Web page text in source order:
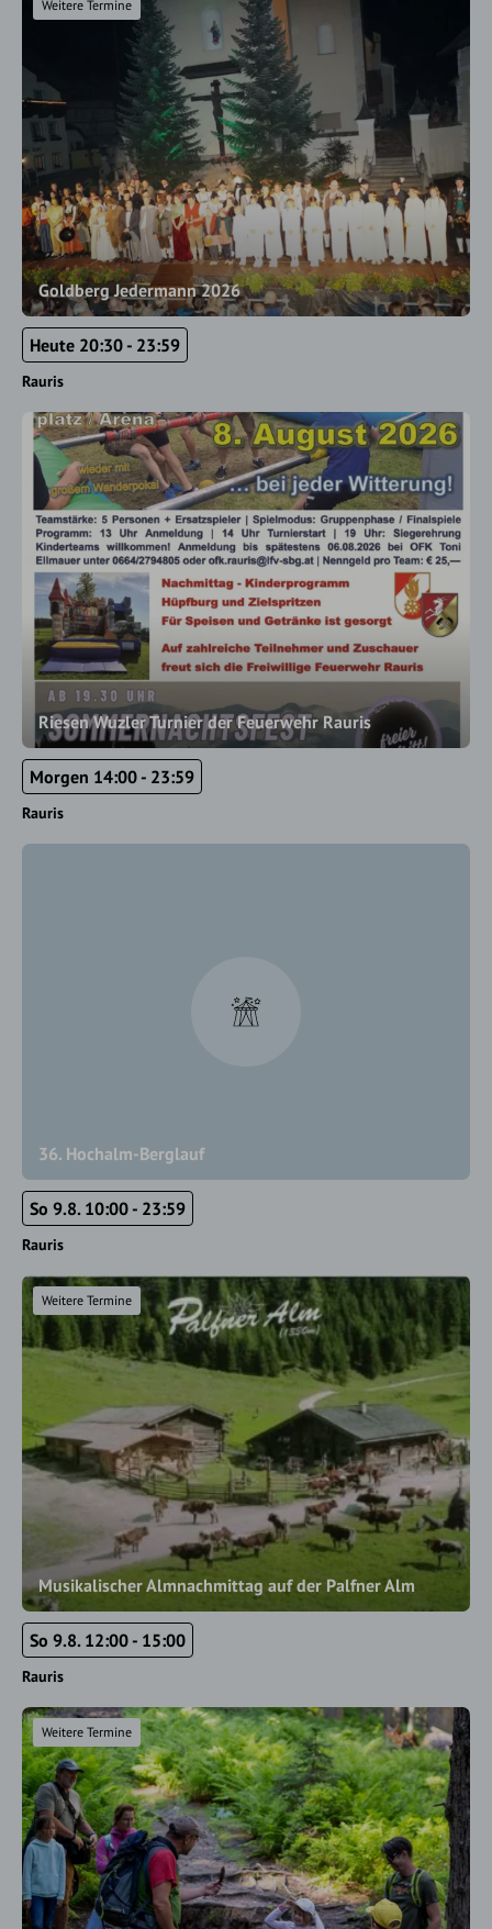
Goldberg Jedermann 2026
Weitere Termine
Heute 20:30 - 23:59
Rauris
Riesen Wuzler Turnier der Feuerwehr Rauris
Morgen 14:00 - 23:59
Rauris
36. Hochalm-Berglauf
So 9.8. 10:00 - 23:59
Rauris
Musikalischer Almnachmittag auf der Palfner Alm
Weitere Termine
So 9.8. 12:00 - 15:00
Rauris
Weitere Termine